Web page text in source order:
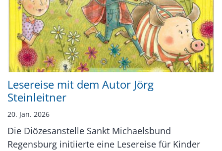
Lesereise mit dem Autor Jörg
Steinleitner
20. Jan. 2026
Die Diözesanstelle Sankt Michaelsbund
Regensburg initiierte eine Lesereise für Kinder